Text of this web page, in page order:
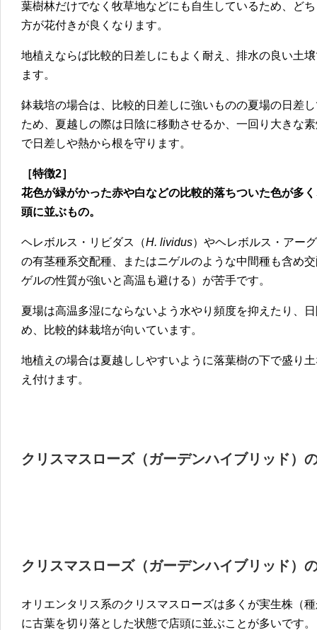
葉樹林だけでなく牧草地などにも自生しているため、ど
方が花付きが良くなります。
地植えならば比較的日差しにもよく耐え、排水の良い土
ます。
鉢栽培の場合は、比較的日差しに強いものの夏場の日差
ため、夏越しの際は日陰に移動させるか、一回り大きな
で日差しや熱から根を守ります。
［特徴2］
花色が緑がかった赤や白などの比較的落ちついた色が多
頭に並ぶもの。
ヘレボルス・リビダス（H. lividus）やヘレボルス・アー
の有茎種系交配種、またはニゲルのような中間種も含め
ゲルの性質が強いと高温も避ける）が苦手です。
夏場は高温多湿にならないよう水やり頻度を抑えたり、
め、比較的鉢栽培が向いています。
地植えの場合は夏越ししやすいように落葉樹の下で盛り
え付けます。
クリスマスローズ（ガーデンハイブリッド）
クリスマスローズ（ガーデンハイブリッド）
オリエンタリス系のクリスマスローズは多くが実生株（
に古葉を切り落とした状態で店頭に並ぶことが多いです。